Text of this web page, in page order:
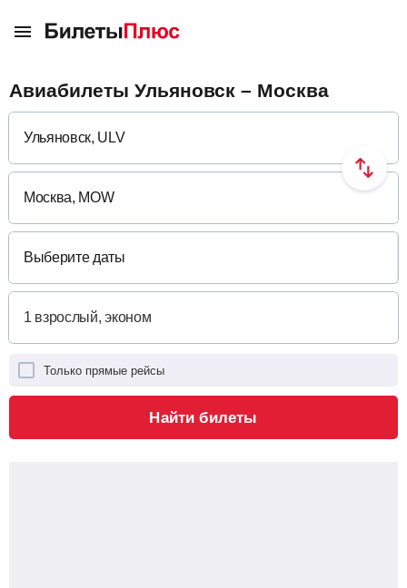
Авиабилеты Ульяновск – Москва
Выберите даты
Только прямые рейсы
Найти билеты